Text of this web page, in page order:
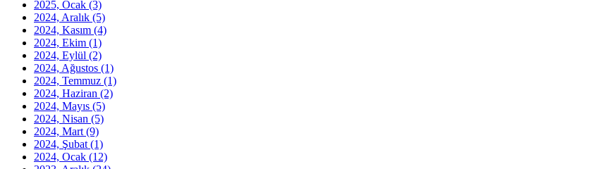
2025, Ocak (3)
2024, Aralık (5)
2024, Kasım (4)
2024, Ekim (1)
2024, Eylül (2)
2024, Ağustos (1)
2024, Temmuz (1)
2024, Haziran (2)
2024, Mayıs (5)
2024, Nisan (5)
2024, Mart (9)
2024, Şubat (1)
2024, Ocak (12)